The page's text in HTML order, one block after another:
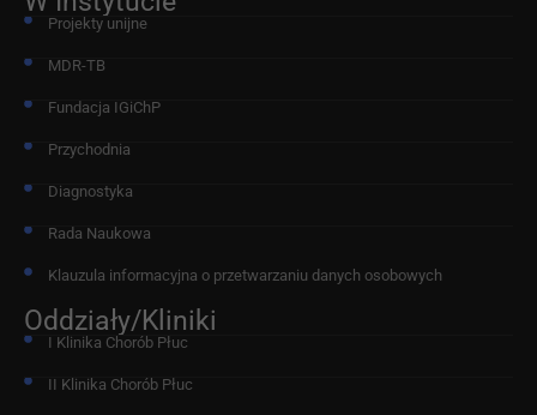
Projekty unijne
MDR-TB
Fundacja IGiChP
Przychodnia
Diagnostyka
Rada Naukowa
Klauzula informacyjna o przetwarzaniu danych osobowych
Oddziały/Kliniki
I Klinika Chorób Płuc
II Klinika Chorób Płuc